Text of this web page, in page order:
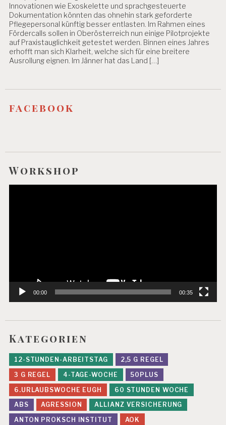
Innovationen wie Exoskelette und sprachgesteuerte
Dokumentation könnten das ohnehin stark geforderte
Pflegepersonal künftig besser entlasten. Im Rahmen eines
Fördercalls sollen in Oberösterreich nun einige Pilotprojekte
auf Praxistauglichkeit getestet werden. Binnen eines Jahres
erhofft man sich Klarheit, welche sich für eine breitere
Ausrollung eignen. Im Jänner hat das Land […]
facebook
Workshop
00:00 00:35
Kategorien
12-STUNDEN-ARBEITSTAG
2,5 G REGEL
3 G REGEL
4-TAGE-WOCHE
50PLUS
6.URLAUBSWOCHE EUGH
60 STUNDEN WOCHE
ABS
AGRESSION
ALLIANZ VERSICHERUNG
ANTON PROKSCH INSTITUT
AOK